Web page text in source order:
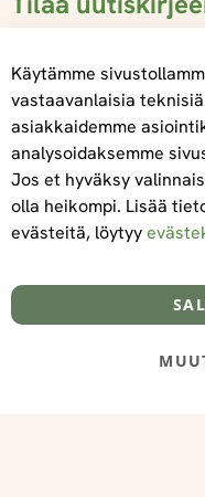
Tietoa meistä
@‌2025 FooDeliDoo
Käytämme
vastaavanlaisia
asiakkaidemme
analysoidaksemme
Jos et hyväksy
olla heikompi. Lisää
evästeitä, löytyy